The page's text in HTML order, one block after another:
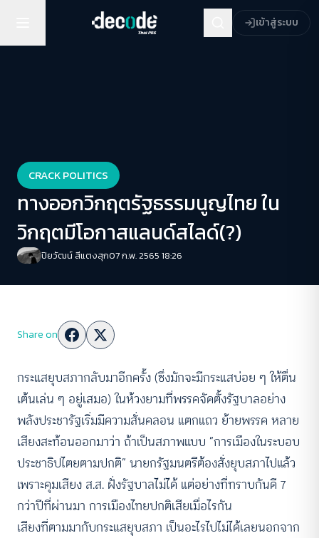
เข้าสู่ระบบ
CRACK POLITICS
ทางออกวิกฤตรัฐธรรมนูญไทย ใน
วิกฤตมีโอกาสแลนด์สไลด์(?)
ปิยวัฒน์ สีแตงสุก07 ก.พ. 2565 18:26
Share on
กระแสยุบสภากลับมาอีกครั้ง (ซึ่งมักจะมีกระแสบ่อย ๆ ให้ตื่น
เต้นเล่น ๆ อยู่เสมอ) ในห้วงยามที่พรรคจัดตั้งรัฐบาลอย่าง
พลังประชารัฐเริ่มมีความสั่นคลอน แตกแถว ย้ายพรรค หลาย
เสียงสะท้อนออกมาว่า ถ้าเป็นสภาพแบบ “การเมืองในระบอบ
ประชาธิปไตยตามปกติ” นายกรัฐมนตรีต้องสั่งยุบสภาไปแล้ว
เพราะคุมเสียง ส.ส. ฝั่งรัฐบาลไม่ได้ แต่อย่างที่ทราบกันดี 7
กว่าปีที่ผ่านมา การเมืองไทยปกติเสียเมื่อไรกัน
เสียงที่ตามมากับกระแสยุบสภา เป็นอะไรไปไม่ได้เลยนอกจาก